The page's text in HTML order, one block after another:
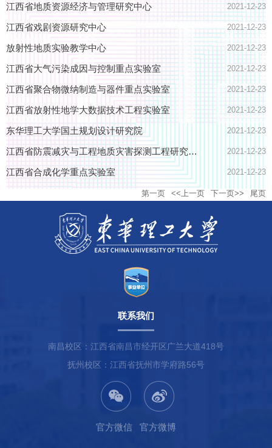
江西省地质资源经济与管理研究中心 2021-12-23
江西省戏剧资源研究中心 2021-12-23
放射性地质实验教学中心 2021-12-23
江西省大气污染成因与控制重点实验室 2021-12-23
江西省聚合物微纳制造与器件重点实验室 2021-12-23
江西省放射性地学大数据技术工程实验室 2021-12-23
东华理工大学国土规划设计研究院 2021-12-23
江西省防震减灾与工程地质灾害探测工程研究中心 2021-12-23
江西省合成化学重点实验室 2021-12-23
第一页 <<上一页 下一页>> 尾页
联系我们
南昌校区：江西省南昌市经开区广兰大道418号
抚州校区：江西省抚州市学府路56号
官方微信 官方微博